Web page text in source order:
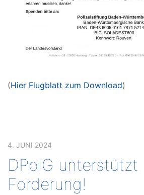
(Hier Flugblatt zum Download)
4. JUNI 2024
DPolG unterstützt
Forderung!